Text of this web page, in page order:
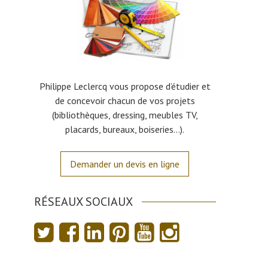
Philippe Leclercq vous propose d’étudier et
de concevoir chacun de vos projets
(bibliothèques, dressing, meubles TV,
placards, bureaux, boiseries…).
Demander un devis en ligne
RÉSEAUX SOCIAUX